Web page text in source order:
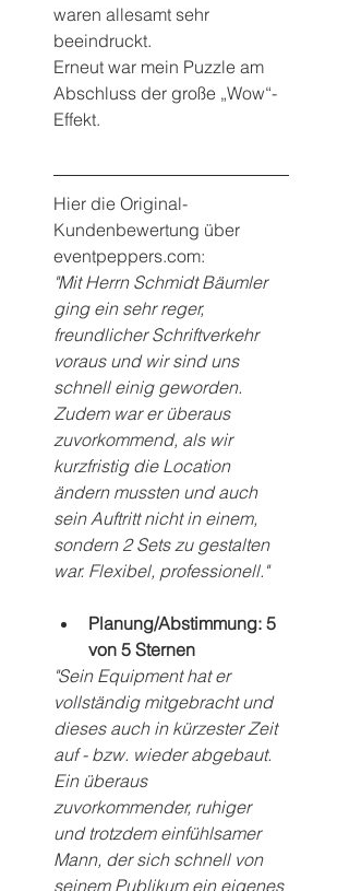
waren allesamt sehr
beeindruckt.
Erneut war mein Puzzle am
Abschluss der große „Wow“-
Effekt.
Hier die Original-
Kundenbewertung über
eventpeppers.com:
"Mit Herrn Schmidt Bäumler
ging ein sehr reger,
freundlicher Schriftverkehr
voraus und wir sind uns
schnell einig geworden.
Zudem war er überaus
zuvorkommend, als wir
kurzfristig die Location
ändern mussten und auch
sein Auftritt nicht in einem,
sondern 2 Sets zu gestalten
war. Flexibel, professionell."
Planung/Abstimmung: 5
von 5 Sternen
"Sein Equipment hat er
vollständig mitgebracht und
dieses auch in kürzester Zeit
auf - bzw. wieder abgebaut.
Ein überaus
zuvorkommender, ruhiger
und trotzdem einfühlsamer
Mann, der sich schnell von
seinem Publikum ein eigenes